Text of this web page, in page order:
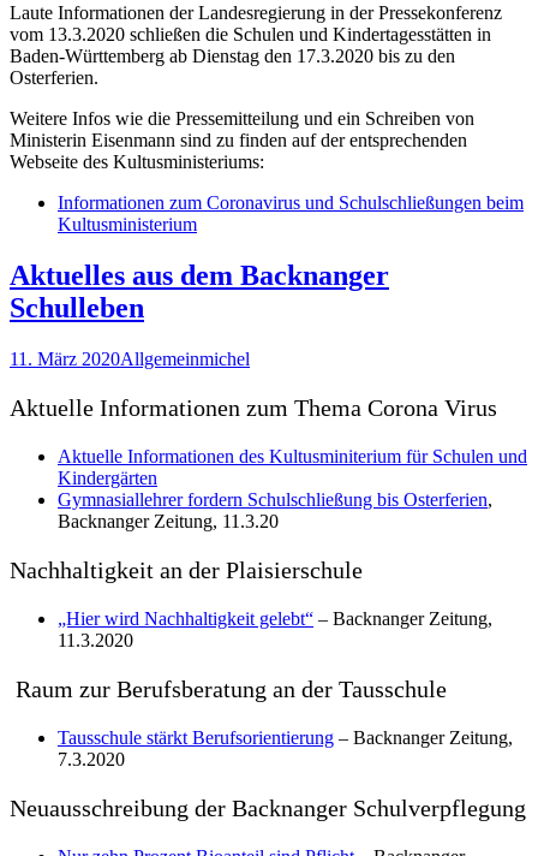
Laute Informationen der Landesregierung in der Pressekonferenz
vom 13.3.2020 schließen die Schulen und Kindertagesstätten in
Baden-Württemberg ab Dienstag den 17.3.2020 bis zu den
Osterferien.
Weitere Infos wie die Pressemitteilung und ein Schreiben von
Ministerin Eisenmann sind zu finden auf der entsprechenden
Webseite des Kultusministeriums:
Informationen zum Coronavirus und Schulschließungen beim
Kultusministerium
Aktuelles aus dem Backnanger
Schulleben
11. März 2020Allgemeinmichel
Aktuelle Informationen zum Thema Corona Virus
Aktuelle Informationen des Kultusminiterium für Schulen und
Kindergärten
Gymnasiallehrer fordern Schulschließung bis Osterferien,
Backnanger Zeitung, 11.3.20
Nachhaltigkeit an der Plaisierschule
„Hier wird Nachhaltigkeit gelebt“ – Backnanger Zeitung,
11.3.2020
Raum zur Berufsberatung an der Tausschule
Tausschule stärkt Berufsorientierung – Backnanger Zeitung,
7.3.2020
Neuausschreibung der Backnanger Schulverpflegung